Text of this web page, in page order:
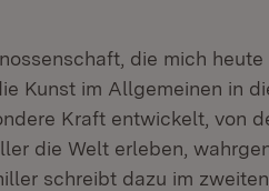
die mich
Kunst im Allgemeinen in
Kraft entwickelt, von
die Welt erleben,
schreibt dazu im